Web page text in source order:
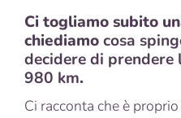
Ci togliamo subito
chiediamocosa
decidere di prendere
980 km.
Ci racconta che è